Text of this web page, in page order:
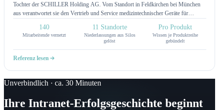
Tochter der SCHILLER Holding AG. Vom Standort in Feldkirchen bei München
aus verantwortet sie den Vertrieb und Service medizintechnischer Geräte für
140
Mitarbeitende vernetzt
11 Standorte
Niederlassungen aus Silos
gelöst
Pro Produkt
Wissen je Produktreihe
gebündelt
Referenz lesen
Unverbindlich · ca. 30 Minuten
Ihre Intranet-Erfolgsgeschichte beginnt